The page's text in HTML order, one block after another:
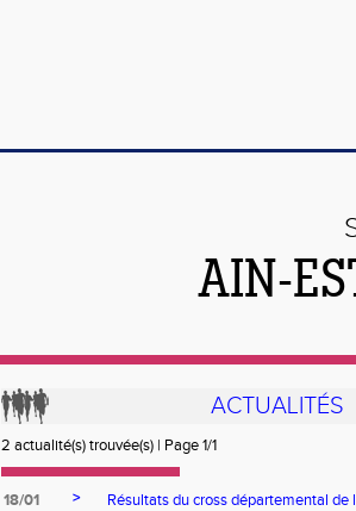
AIN-
ACTUALITÉS
2 actualité(s) trouvée(s) | Page 1/1
18/01 >
Résultats du cross départemental de